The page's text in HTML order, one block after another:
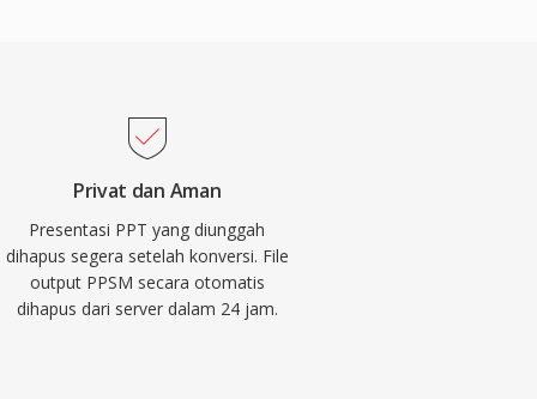
Privat dan Aman
Presentasi PPT yang diunggah
dihapus segera setelah konversi. File
output PPSM secara otomatis
dihapus dari server dalam 24 jam.